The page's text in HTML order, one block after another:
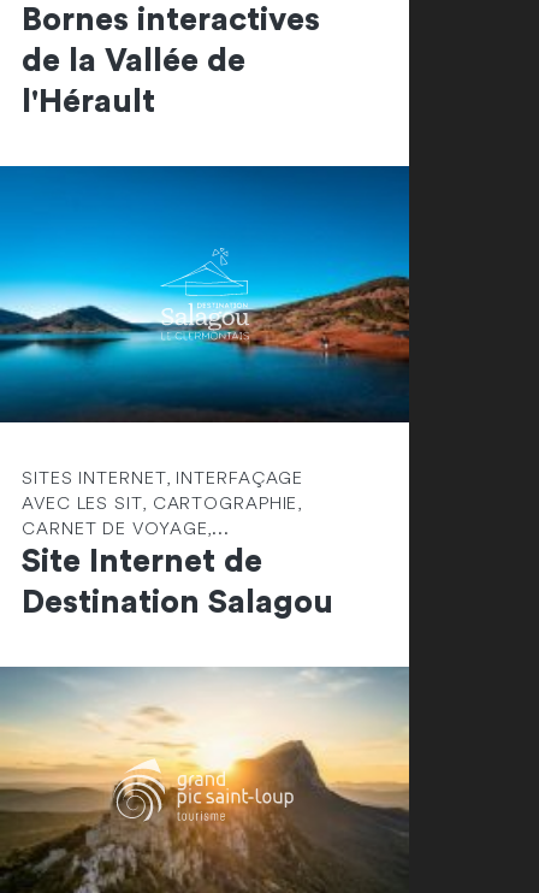
Bornes interactives
de la Vallée de
l'Hérault
SITES INTERNET, INTERFAÇAGE
AVEC LES SIT, CARTOGRAPHIE,
CARNET DE VOYAGE,...
Site Internet de
Destination Salagou